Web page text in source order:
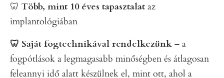
🦷 Több, mint 10 éves tapasztalat az
implantológiában
🦷 Saját fogtechnikával rendelkezünk – a
fogpótlások a legmagasabb minőségben és átlagosan
feleannyi idő alatt készülnek el, mint ott, ahol a